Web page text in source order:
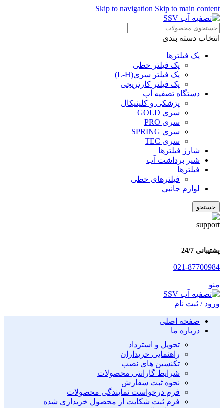
Skip to navigation Skip to main content
انتخاب دسته بندی
پک فیلترها
پک فیلتر خطی
پک فیلتر سری(L-H)
پک فیلتر کارتریجی
دستگاه تصفیه آب
پزشکی و کلینیکال
سری GOLD
سری PRO
سری SPRING
سری TEC
شارژ فیلترها
شیر برداشت آب
فیلترها
فیلترهای خطی
لوازم جانبی
جستجو
پشتیبانی 24/7
021-87700984
منو
ورود / ثبت نام
صفحه اصلی
درباره ما
تحویل و استرداد
راهنمایی خریداران
تکنسین های نصب
شرایط گارانتی محصولات
نحوه ثبت سفارش
فرم درخواست نمایندگی محصولات
فرم ثبت شکایت از محصول خریداری شده